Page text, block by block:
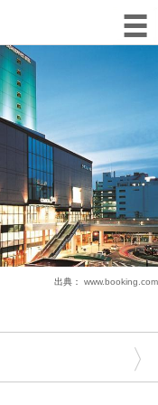
出典： www.booking.com
〉